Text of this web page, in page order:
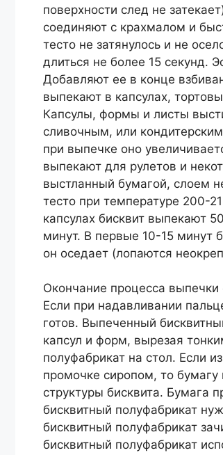
поверхности след не
соединяют с крахмалом и
тесто не затянулось и не
длиться не более 15 секунд.
Добавляют ее в конце
выпекают в капсулах,
Капсулы, формы и листы
сливочным, или
при выпечке оно
выпекают для рулетов и
выстланный бумагой, слоем
тесто при температуре 200-
капсулах бисквит выпекают
минут. В первые 10-15 минут
он оседает (лопаются
Окончание процесса выпечки
Если при надавливании
готов. Выпеченный
капсул и форм, вырезая
полуфабрикат на стол. Если
промочке сиропом, то
структуры бисквита. Бумага
бисквитный полуфабрикат
бисквитный полуфабрикат
бисквитный полуфабрикат